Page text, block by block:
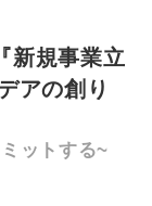
新規事業立
アの創り
ットする~